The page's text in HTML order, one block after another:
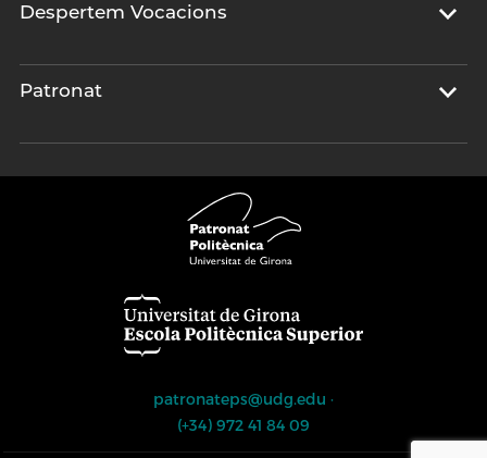
Despertem Vocacions
Patronat
patronateps@udg.edu ·
(+34) 972 41 84 09